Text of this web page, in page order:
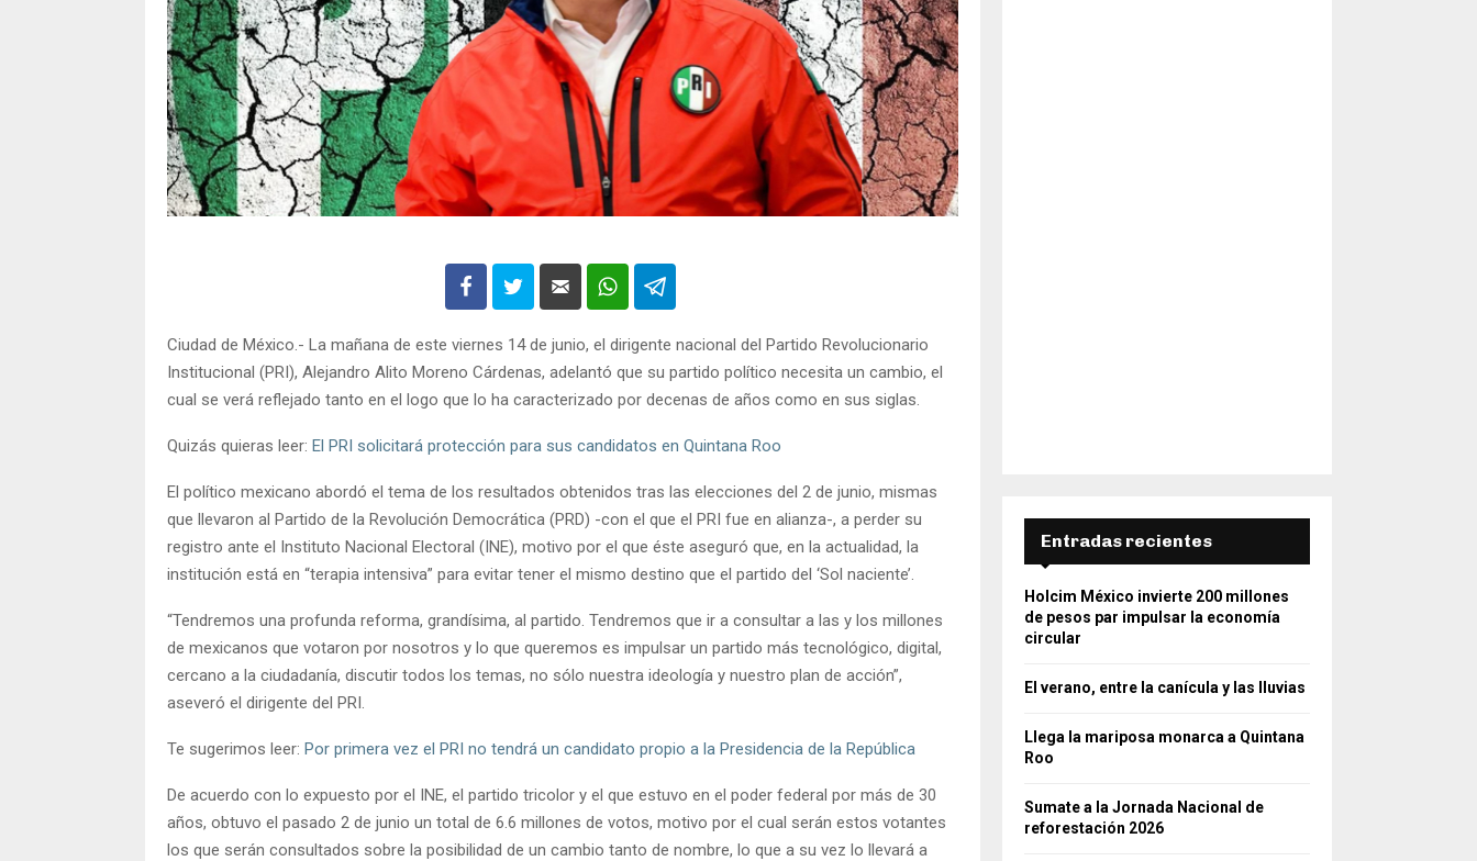
Ciudad de México.- La mañana de este viernes 14 de junio, el dirigente nacional del Partido Revolucionario
Institucional (PRI), Alejandro Alito Moreno Cárdenas, adelantó que su partido político necesita un cambio, el
cual se verá reflejado tanto en el logo que lo ha caracterizado por decenas de años como en sus siglas.
Quizás quieras leer: El PRI solicitará protección para sus candidatos en Quintana Roo
El político mexicano abordó el tema de los resultados obtenidos tras las elecciones del 2 de junio, mismas
que llevaron al Partido de la Revolución Democrática (PRD) -con el que el PRI fue en alianza-, a perder su
registro ante el Instituto Nacional Electoral (INE), motivo por el que éste aseguró que, en la actualidad, la
institución está en “terapia intensiva” para evitar tener el mismo destino que el partido del ‘Sol naciente’.
“Tendremos una profunda reforma, grandísima, al partido. Tendremos que ir a consultar a las y los millones
de mexicanos que votaron por nosotros y lo que queremos es impulsar un partido más tecnológico, digital,
cercano a la ciudadanía, discutir todos los temas, no sólo nuestra ideología y nuestro plan de acción”,
aseveró el dirigente del PRI.
Te sugerimos leer: Por primera vez el PRI no tendrá un candidato propio a la Presidencia de la República
De acuerdo con lo expuesto por el INE, el partido tricolor y el que estuvo en el poder federal por más de 30
años, obtuvo el pasado 2 de junio un total de 6.6 millones de votos, motivo por el cual serán estos votantes
los que serán consultados sobre la posibilidad de un cambio tanto de nombre, lo que a su vez lo llevará a
Entradas recientes
Holcim México invierte 200 millones
de pesos par impulsar la economía
circular
El verano, entre la canícula y las lluvias
Llega la mariposa monarca a Quintana
Roo
Sumate a la Jornada Nacional de
reforestación 2026